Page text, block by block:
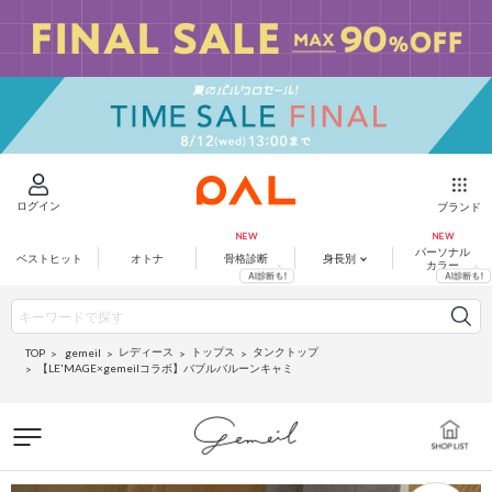
ログイン ブランド
ベストヒット オトナ 骨格診断 身長別
パーソナル
カラー
TOP gemeil レディース トップス
タンクトップ
【LE'MAGE×gemeilコラボ】バブルバルーンキャミ